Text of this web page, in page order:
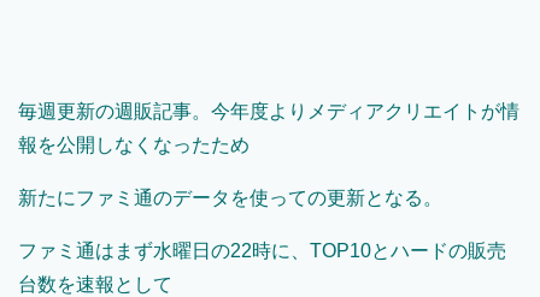
毎週更新の週販記事。今年度よりメディアクリエイトが情
報を公開しなくなったため
新たにファミ通のデータを使っての更新となる。
ファミ通はまず水曜日の22時に、TOP10とハードの販売
台数を速報として